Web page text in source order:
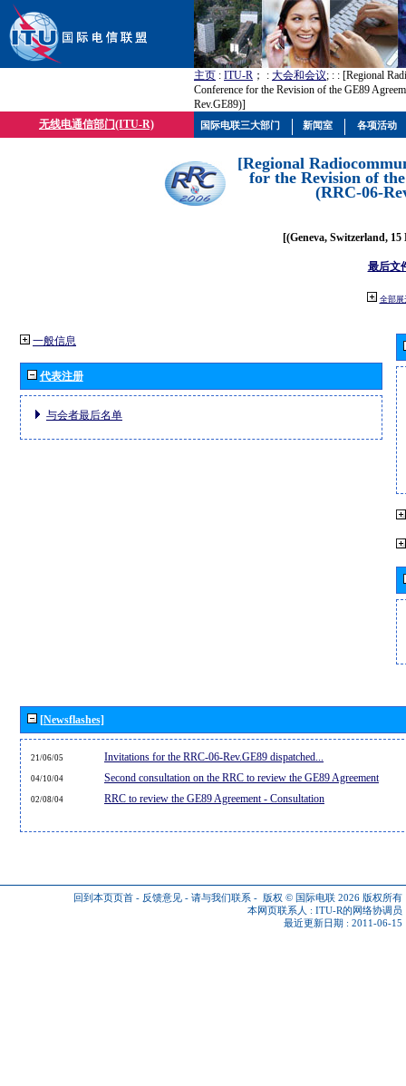
主页 : ITU-R ； : 大会和会议; : : [Regional
Conference for the Revision of the GE89
Rev.GE89)]
无线电通信部门(ITU-R)
[Regional
for the Revision of
(RRC-06-
[(Geneva, Switzerland, 15
最后文
全部展
一般信息
代表注册
与会者最后名单
[Newsflashes]
21/06/05 Invitations for the RRC-06-Rev.GE89 dispatched...
04/10/04 Second consultation on the RRC to review the GE89 Agreement
02/08/04 RRC to review the GE89 Agreement - Consultation
回到本页页首 - 反馈意见 - 请与我们联系 - 版权 © 国际电联 2026 版权所有
本网页联系人 : ITU-R的网络协调员
最近更新日期 : 2011-06-15
国际电联三大部门 新闻室 各项活动